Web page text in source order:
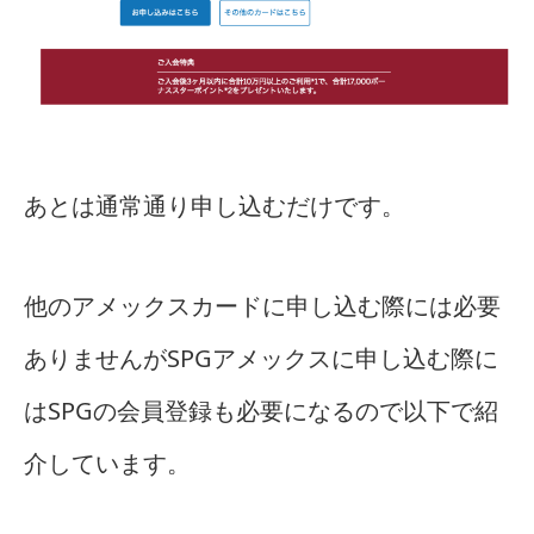
あとは通常通り申し込むだけです。
他のアメックスカードに申し込む際には必要
ありませんがSPGアメックスに申し込む際に
はSPGの会員登録も必要になるので以下で紹
介しています。